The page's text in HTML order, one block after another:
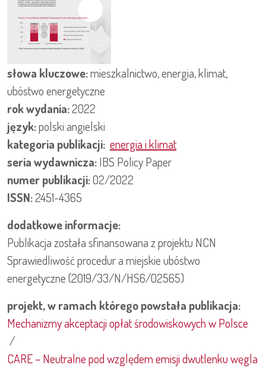
słowa kluczowe:mieszkalnictwo, energia, klimat,
ubóstwo energetyczne
rok wydania:2022
język:polskiangielski
kategoria publikacji: energia i klimat
seria wydawnicza:IBS Policy Paper
numer publikacji:02/2022
ISSN:2451-4365
dodatkowe informacje:
Publikacja została sfinansowana z projektu NCN
Sprawiedliwość procedur a miejskie ubóstwo
energetyczne (2019/33/N/HS6/02565)
projekt, w ramach którego powstała publikacja:
Mechanizmy akceptacji opłat środowiskowych w Polsce
/
CARE – Neutralne pod względem emisji dwutlenku węgla